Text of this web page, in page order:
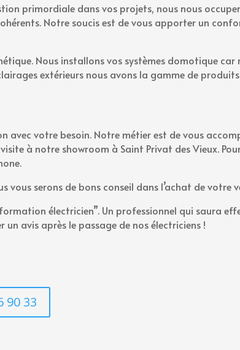
primordiale dans vos projets, nous nous
Notre soucis est de vous apporter un
. Nous installons vos systèmes domotique car
extérieurs nous avons la gamme de
avec votre besoin. Notre métier est de vous
à notre showroom à Saint Privat des Vieux.
serons de bons conseil dans l’achat de votre
électricien”. Un professionnel qui saura
avis après le passage de nos électriciens !
90 33